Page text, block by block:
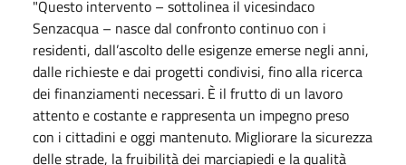
"Questo intervento – sottolinea il vicesindaco
Senzacqua – nasce dal confronto continuo con i
residenti, dall’ascolto delle esigenze emerse negli anni,
dalle richieste e dai progetti condivisi, fino alla ricerca
dei finanziamenti necessari. È il frutto di un lavoro
attento e costante e rappresenta un impegno preso
con i cittadini e oggi mantenuto. Migliorare la sicurezza
delle strade, la fruibilità dei marciapiedi e la qualità